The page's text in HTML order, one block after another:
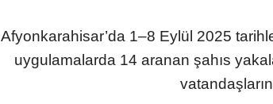
Afyonkarahisar’da 1–8 Eylül 2025
uygulamalarda 14 aranan şahıs